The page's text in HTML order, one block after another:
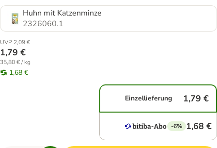
Huhn mit Katzenminze
2326060.1
UVP 2,09 €
1,79 €
35,80 € / kg
1,68 €
Einzellieferung 1,79 €
-6% 1,68 €